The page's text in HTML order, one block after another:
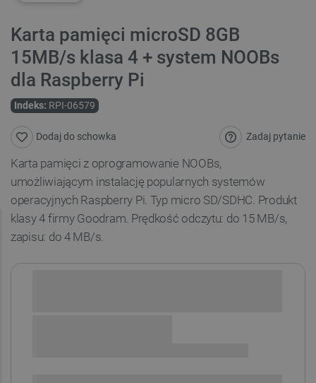
Karta pamięci microSD 8GB
15MB/s klasa 4 + system NOOBs
dla Raspberry Pi
Indeks: RPI-06579
Zadaj pytanie
Dodaj do schowka
Karta pamięci z oprogramowanie NOOBs,
umożliwiającym instalację popularnych systemów
operacyjnych Raspberry Pi. Typ micro SD/SDHC. Produkt
klasy 4 firmy Goodram. Prędkość odczytu: do 15 MB/s,
zapisu: do 4 MB/s.